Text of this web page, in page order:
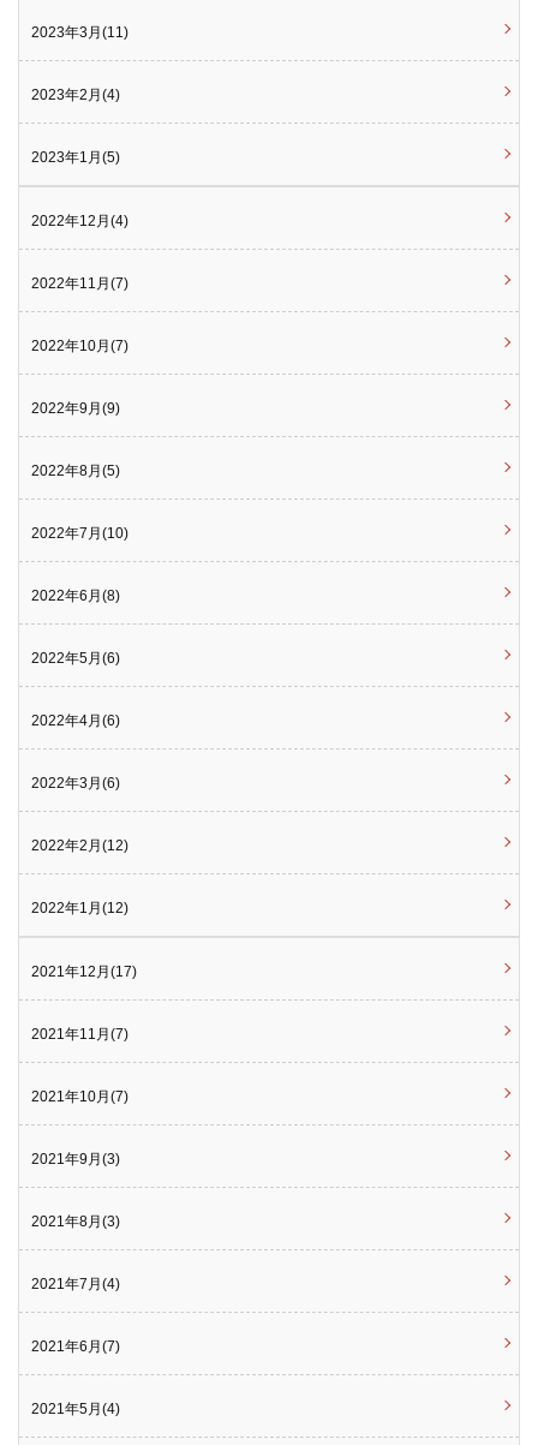
2023年3月(11)
2023年2月(4)
2023年1月(5)
2022年12月(4)
2022年11月(7)
2022年10月(7)
2022年9月(9)
2022年8月(5)
2022年7月(10)
2022年6月(8)
2022年5月(6)
2022年4月(6)
2022年3月(6)
2022年2月(12)
2022年1月(12)
2021年12月(17)
2021年11月(7)
2021年10月(7)
2021年9月(3)
2021年8月(3)
2021年7月(4)
2021年6月(7)
2021年5月(4)